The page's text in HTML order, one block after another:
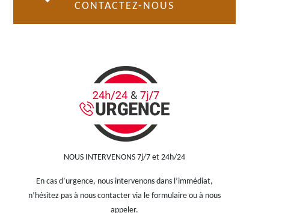
CONTACTEZ-NOUS
NOUS INTERVENONS 7j/7 et 24h/24
En cas d’urgence, nous intervenons dans l’immédiat,
n’hésitez pas à nous contacter via le formulaire ou à nous
appeler.